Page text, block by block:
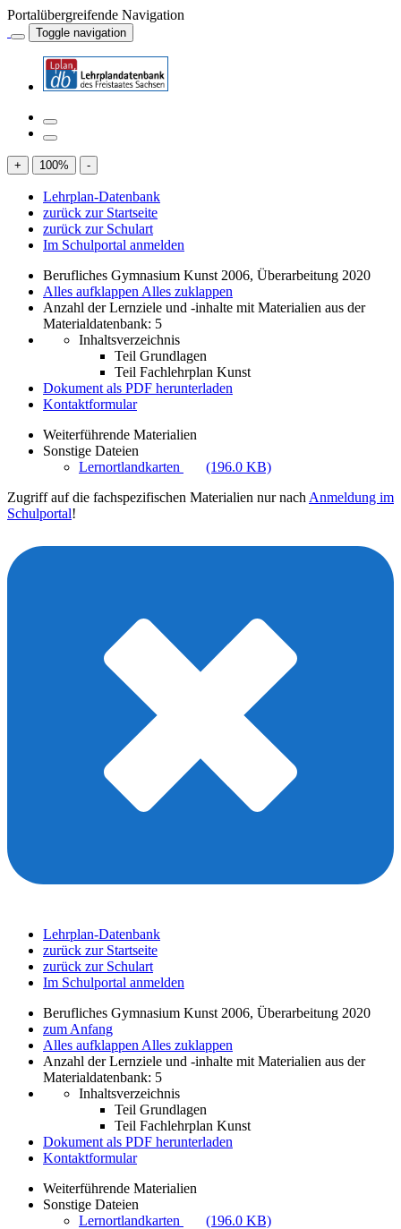
Portalübergreifende Navigation
Toggle navigation
+ 100% -
Lehrplan-Datenbank
zurück zur Startseite
zurück zur Schulart
Im Schulportal anmelden
Berufliches Gymnasium Kunst 2006, Überarbeitung 2020
Alles aufklappen Alles zuklappen
Anzahl der Lernziele und -inhalte mit Materialien aus der
Materialdatenbank: 5
Inhaltsverzeichnis
Teil Grundlagen
Teil Fachlehrplan Kunst
Dokument als PDF herunterladen
Kontaktformular
Weiterführende Materialien
Sonstige Dateien
Lernortlandkarten
(196.0 KB)
Zugriff auf die fachspezifischen Materialien nur nach Anmeldung im
Schulportal!
Lehrplan-Datenbank
zurück zur Startseite
zurück zur Schulart
Im Schulportal anmelden
Berufliches Gymnasium Kunst 2006, Überarbeitung 2020
zum Anfang
Alles aufklappen Alles zuklappen
Anzahl der Lernziele und -inhalte mit Materialien aus der
Materialdatenbank: 5
Inhaltsverzeichnis
Teil Grundlagen
Teil Fachlehrplan Kunst
Dokument als PDF herunterladen
Kontaktformular
Weiterführende Materialien
Sonstige Dateien
Lernortlandkarten
(196.0 KB)